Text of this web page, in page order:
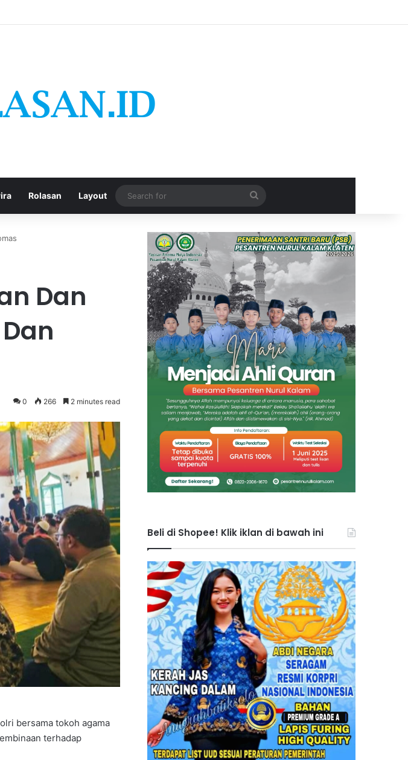
Rolasan Layout
Search
for
Dan
0 266 2 minutes read
bersama tokoh agama
terhadap
Beli di Shopee! Klik iklan di bawah ini